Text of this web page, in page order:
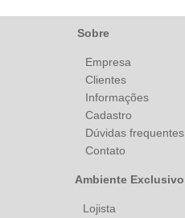
Sobre
Empresa
Clientes
Informações
Cadastro
Dúvidas frequentes
Contato
Ambiente Exclusivo
Lojista